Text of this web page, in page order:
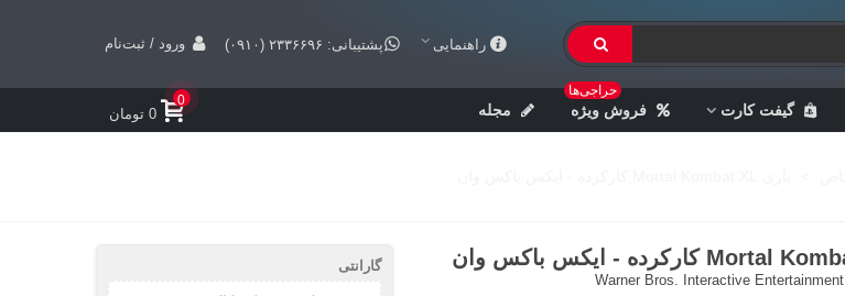
راهنمایی پشتیبانی: ۲۳۳۶۶۹۶ (۰۹۱۰) ورود / ثبت‌نام
گیفت کارت فروش ویژه
حراجی‌ها
مجله
0
0 تومان
Warner Bros. Interactive Entertainment
گارانتی